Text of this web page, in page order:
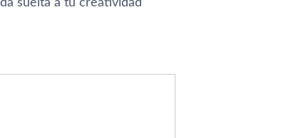
suelta a tu creatividad